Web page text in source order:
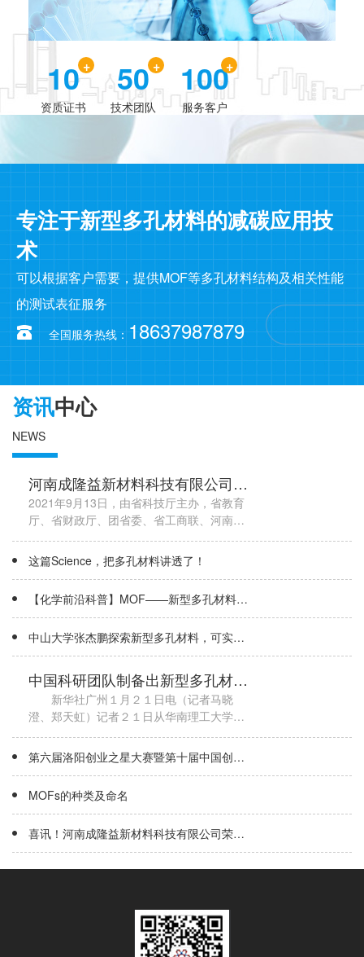
10
资质证书
50
技术团队
100
服务客户
专注于新型多孔材料的减碳应用技
术
可以根据客户需要，提供MOF等多孔材料结构及相关性能
的测试表征服务
全国服务热线： 18637987879
资讯中心
NEWS
河南成隆益新材料科技有限公司荣
获第十届中国创新创业大赛河南赛
区优 秀奖！
2021年9月13日，由省科技厅主办，省教育
厅、省财政厅、团省委、省工商联、河南欧
十届中国创新创业大赛河南赛区暨第十三届
河南省创新创业大赛正式结束。我公司荣获
这篇Science，把多孔材料讲透了！
【化学前沿科普】MOF——新型多孔材料的
中山大学张杰鹏探索新型多孔材料，可实
中国科研团队制备出新型多孔材
料 具广阔应用前景
新华社广州１月２１日电（记者马晓
澄、郑天虹）记者２１日从华南理工大学获
备出了一种新型多孔材料，实现了大孔、有
序、单晶三大特性的突破，在石油化工、生
第六届洛阳创业之星大赛暨第十届中国创新
MOFs的种类及命名
喜讯！河南成隆益新材料科技有限公司荣获